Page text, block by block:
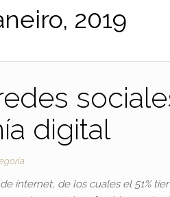
2019
digital
internet, de los cuales el 51%